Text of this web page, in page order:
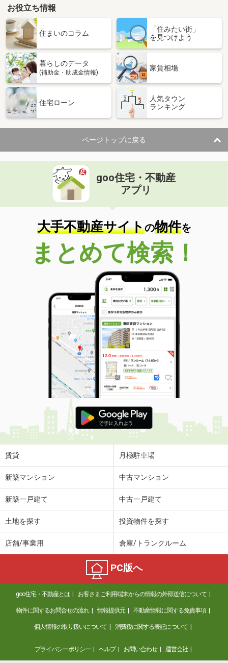
お役立ち情報
住まいのコラム
「住みたい街」
を見つけよう
暮らしのデータ
(補助金・助成金情報)
家賃相場
住宅ローン
人気タウン
ランキング
ページトップに戻る
goo住宅・不動産
アプリ
大手不動産サイトの物件を
まとめて検索！
賃貸 月極駐車場
新築マンション 中古マンション
新築一戸建て 中古一戸建て
土地を探す 投資物件を探す
店舗/事業用 倉庫/トランクルーム
PC版へ
goo住宅・不動産とは お客さまご利用端末からの情報の外部送信について
物件に関するお問合せの流れ 情報提供元 不動産情報に関する免責事項
個人情報の取り扱いについて 消費税に関する表記について
プライバシーポリシー ヘルプ お問い合わせ 運営会社